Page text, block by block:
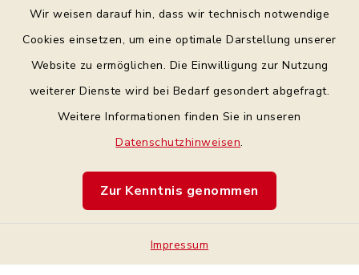
Wir weisen darauf hin, dass wir technisch notwendige
Cookies einsetzen, um eine optimale Darstellung unserer
Website zu ermöglichen. Die Einwilligung zur Nutzung
weiterer Dienste wird bei Bedarf gesondert abgefragt.
Weitere Informationen finden Sie in unseren
Datenschutzhinweisen.
Zur Kenntnis genommen
Impressum
Bankverbindung
Barrierefreiheit
Impressum
Sitemap